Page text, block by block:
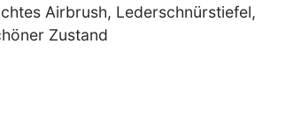
Airbrush, Lederschnürstiefel,
Zustand